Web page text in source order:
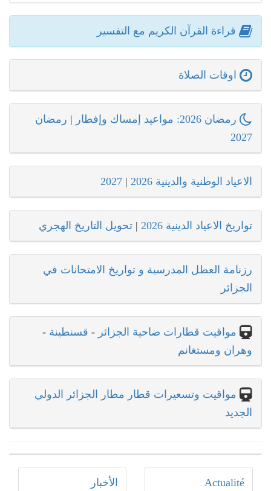
قراءة القرآن الكريم مع التفسير
اوقات الصلاة
رمضان 2026: مواعيد إمساك وإفطار | رمضان
2027
الاعياد الوطنية والدينية 2026 |
2027
تواريخ الاعياد الدينية 2026 | تحويل التاريخ الهجري
رزنامة العطل المدرسية و تواريخ الامتحانات في
الجزائر
مواقيت قطارات ضاحية الجزائر - قسنطينة -
وهران ومستغانم
مواقيت وتسعيرات قطار مطار الجزائر الدولي
الجديد
Actualité الأخبار